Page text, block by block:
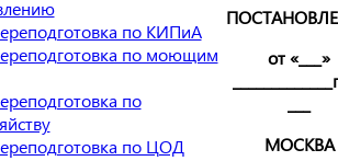
по КИПиА
по моющим
по
по ЦОД
от «___»
МОСКВА